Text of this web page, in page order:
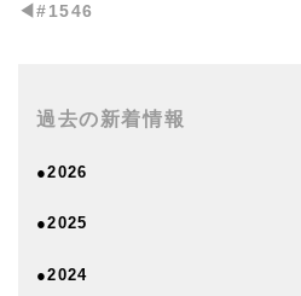
◀︎#1546
過去の新着情報
●2026
●2025
●2024